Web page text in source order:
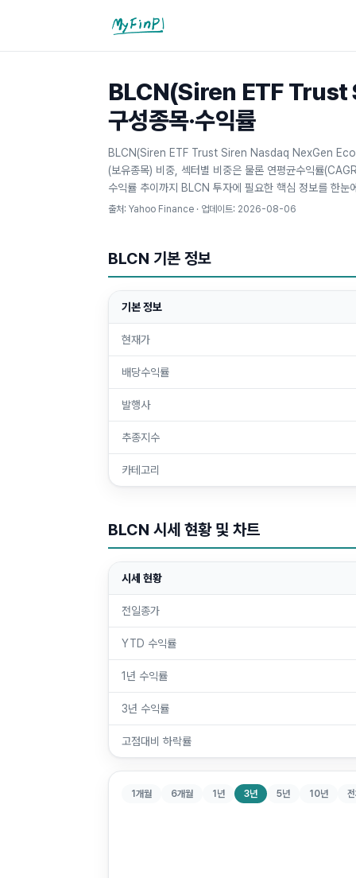
마이핀플
BLCN(Siren ETF Trust
구성종목·수익률
BLCN(Siren ETF Trust Siren Nasdaq NexGen
(보유종목) 비중, 섹터별 비중은 물론 연평균수익률
수익률 추이까지 BLCN 투자에 필요한 핵심 정보를 한눈
출처: Yahoo Finance · 업데이트: 2026-08-06
BLCN 기본 정보
기본 정보
현재가
배당수익률
발행사
추종지수
카테고리
BLCN 시세 현황 및 차트
시세 현황
전일종가
YTD 수익률
1년 수익률
3년 수익률
고점대비 하락률
1개월 6개월 1년 3년 5년 10년